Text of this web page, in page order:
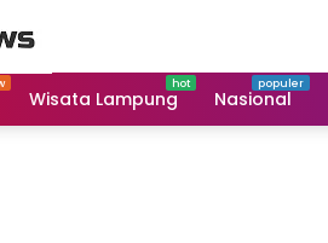
Wisata Lampung Nasional